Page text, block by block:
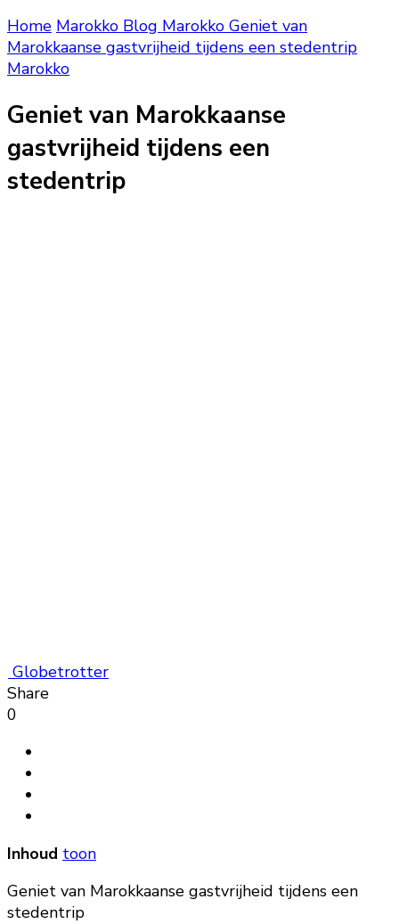
Home Marokko Blog Marokko Geniet van
Marokkaanse gastvrijheid tijdens een stedentrip
Marokko
Geniet van Marokkaanse
gastvrijheid tijdens een
stedentrip
Globetrotter
Share
0
Inhoud toon
Geniet van Marokkaanse gastvrijheid tijdens een
stedentrip